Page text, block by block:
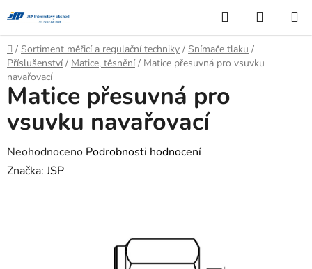
na
obsah
Hledat
KOŠÍK
Domů
/ Sortiment měřicí a regulační techniky / Snímače tlaku /
Příslušenství / Matice, těsnění / Matice přesuvná pro vsuvku
navařovací
Matice přesuvná pro
vsuvku navařovací
Průměrné
hodnocení
Neohodnoceno Podrobnosti hodnocení
Značka:JSP